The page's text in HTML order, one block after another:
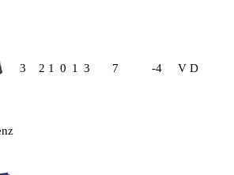
3 2 1 0 1 3 7 -4 V D